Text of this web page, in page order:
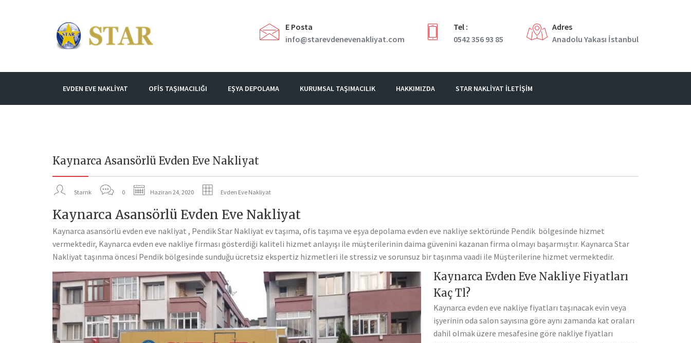
E Posta
info@starevdenevenakliyat.com
Tel :
0542 356 93 85
Adres
Anadolu Yakası İstanbul
EVDEN EVE NAKLIYAT OFIS TAŞIMACILIĞI EŞYA DEPOLAMA KURUMSAL TAŞIMACILIK HAKKIMIZDA STAR NAKLIYAT İLETIŞIM
Kaynarca Asansörlü Evden Eve Nakliyat
Starnk 0 Haziran 24, 2020 Evden Eve Nakliyat
Kaynarca Asansörlü Evden Eve Nakliyat
Kaynarca asansörlü evden eve nakliyat , Pendik Star Nakliyat ev taşıma, ofis taşıma ve eşya depolama evden eve nakliye sektöründe Pendik bölgesinde hizmet
vermektedir, Kaynarca evden eve nakliye firması gösterdiği kaliteli hizmet anlayışı ile müşterilerinin daima güvenini kazanan firma olmayı başarmıştır. Kaynarca Star
Nakliyat taşınma öncesi Pendik bölgesinde sunduğu ücretsiz ekspertiz hizmetleri ile stressiz ve sorunsuz bir taşınma vaadi ile Müşterilerine hizmet vermektedir.
Kaynarca Evden Eve Nakliye Fiyatları
Kaç Tl?
Kaynarca evden eve nakliye fiyatları taşınacak evin veya
işyerinin oda salon sayısına göre aynı zamanda kat oraları
dahil olmak üzere mesafesine göre nakliye fiyatları